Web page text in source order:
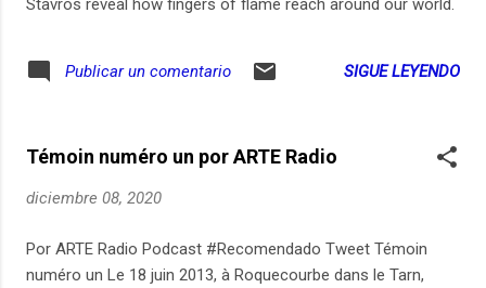
Stavros reveal how fingers of flame reach around our world.
Publicar un comentario SIGUE LEYENDO
Témoin numéro un por ARTE Radio
diciembre 08, 2020
Por ARTE Radio Podcast #Recomendado Tweet Témoin
numéro un Le 18 juin 2013, à Roquecourbe dans le Tarn,